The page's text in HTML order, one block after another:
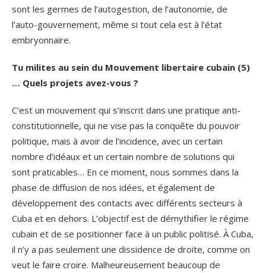
sont les germes de l’autogestion, de l’autonomie, de
l’auto-gouvernement, même si tout cela est à l’état
embryonnaire.
Tu milites au sein du Mouvement libertaire cubain (5)
… Quels projets avez-vous ?
C’est un mouvement qui s’inscrit dans une pratique anti-
constitutionnelle, qui ne vise pas la conquête du pouvoir
politique, mais à avoir de l’incidence, avec un certain
nombre d’idéaux et un certain nombre de solutions qui
sont praticables… En ce moment, nous sommes dans la
phase de diffusion de nos idées, et également de
développement des contacts avec différents secteurs à
Cuba et en dehors. L’objectif est de démythifier le régime
cubain et de se positionner face à un public politisé. À Cuba,
il n’y a pas seulement une dissidence de droite, comme on
veut le faire croire. Malheureusement beaucoup de